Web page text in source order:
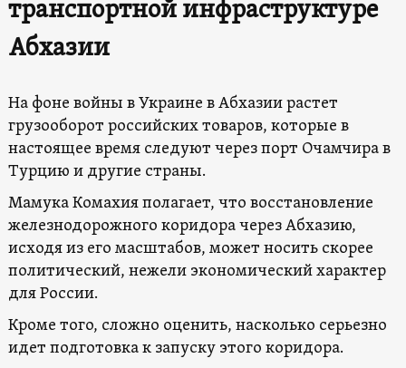
транспортной инфраструктуре
Абхазии
На фоне войны в Украине в Абхазии растет
грузооборот российских товаров, которые в
настоящее время следуют через порт Очамчира в
Турцию и другие страны.
Мамука Комахия полагает, что восстановление
железнодорожного коридора через Абхазию,
исходя из его масштабов, может носить скорее
политический, нежели экономический характер
для России.
Кроме того, сложно оценить, насколько серьезно
идет подготовка к запуску этого коридора.